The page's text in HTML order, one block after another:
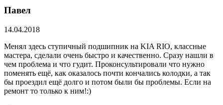
Павел
14.04.2018
Менял здесь ступичный подшипник на KIA RIO, классные
мастера, сделали очень быстро и качественно. Сразу нашли в
чем проблема и что гудит. Проконсультировали что нужно
поменять ещё, как оказалось почти кончались колодки, а так
бы проездил ещё долго и потом были бы проблемы. Если на
ремонт то только к ним!:)